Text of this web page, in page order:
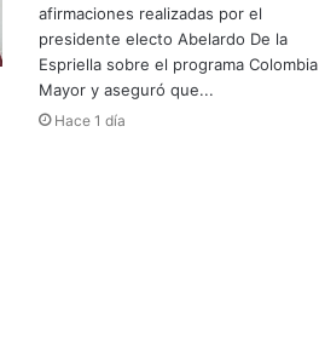
afirmaciones realizadas por el
presidente electo Abelardo De la
Espriella sobre el programa Colombia
Mayor y aseguró que...
Hace 1 día